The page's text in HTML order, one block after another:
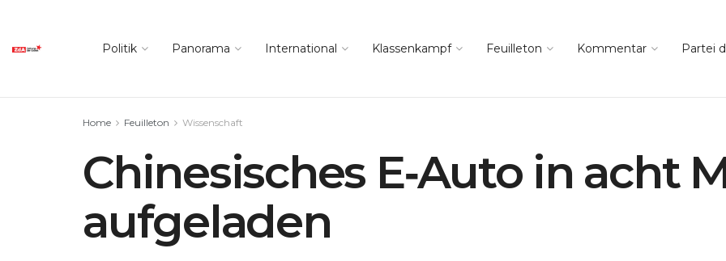
Politik Panorama International Klassenkampf Feuilleton Kommentar Partei
Home Feuilleton Wissenschaft
Chinesisches E‑Auto in acht
aufgeladen